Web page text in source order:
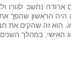
היה הראשון שהפך
האישי. במהלך